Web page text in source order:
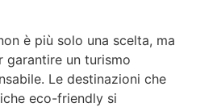
è più solo una scelta, ma
garantire un turismo
Le destinazioni che
eco-friendly si